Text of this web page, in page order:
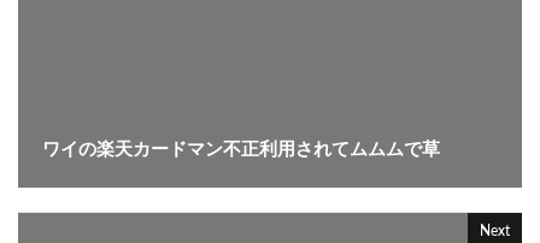
ワイの楽天カードマン不正利用されてムムムで草
Next